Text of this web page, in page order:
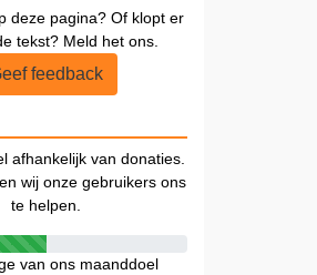
deze pagina? Of klopt er
tekst? Meld het ons.
feedback
afhankelijk van donaties.
wij onze gebruikers ons
te helpen.
van ons maanddoel